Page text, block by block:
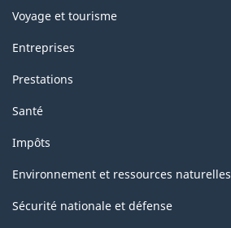
Voyage et tourisme
Entreprises
Prestations
Santé
Impôts
Environnement et ressources naturelles
Sécurité nationale et défense